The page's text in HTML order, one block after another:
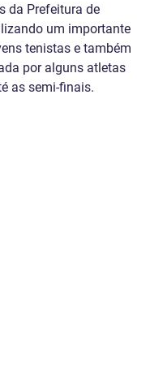
da Prefeitura de
um importante
tenistas e também
por alguns atletas
as semi-finais.